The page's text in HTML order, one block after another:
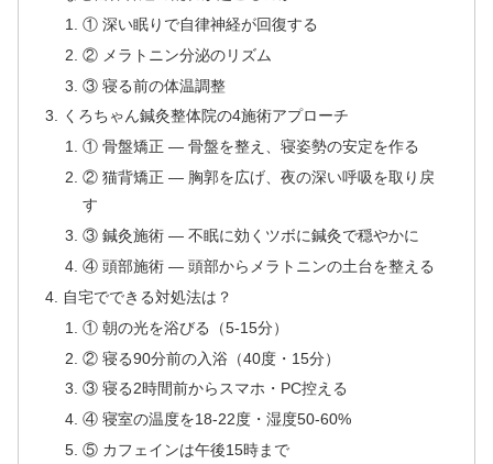
① 深い眠りで自律神経が回復する
② メラトニン分泌のリズム
③ 寝る前の体温調整
くろちゃん鍼灸整体院の4施術アプローチ
① 骨盤矯正 — 骨盤を整え、寝姿勢の安定を作る
② 猫背矯正 — 胸郭を広げ、夜の深い呼吸を取り戻
す
③ 鍼灸施術 — 不眠に効くツボに鍼灸で穏やかに
④ 頭部施術 — 頭部からメラトニンの土台を整える
自宅でできる対処法は？
① 朝の光を浴びる（5-15分）
② 寝る90分前の入浴（40度・15分）
③ 寝る2時間前からスマホ・PC控える
④ 寝室の温度を18-22度・湿度50-60%
⑤ カフェインは午後15時まで